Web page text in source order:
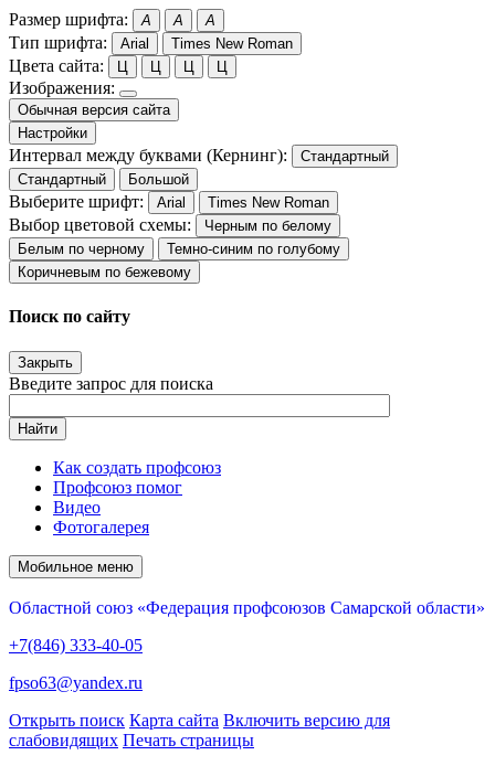
Размер шрифта: A A A
Тип шрифта: Arial Times New Roman
Цвета сайта: Ц Ц Ц Ц
Изображения:
Обычная версия сайта
Настройки
Интервал между буквами (Кернинг):
Стандартный
Стандартный
Большой
Выберите шрифт: Arial Times New Roman
Выбор цветовой схемы:
Черным по белому
Белым по черному
Темно-синим по голубому
Коричневым по бежевому
Поиск по сайту
Закрыть
Введите запрос для поиска
Найти
Как создать профсоюз
Профсоюз помог
Видео
Фотогалерея
Мобильное меню
Областной союз «Федерация профсоюзов Самарской области»
+7(846) 333-40-05
fpso63@yandex.ru
Открыть поиск Карта сайта Включить версию для
слабовидящих Печать страницы